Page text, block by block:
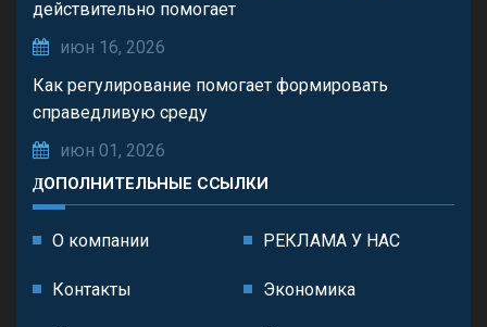
действительно помогает
июн 16, 2026
Как регулирование помогает формировать
справедливую среду
июн 01, 2026
ДОПОЛНИТЕЛЬНЫЕ ССЫЛКИ
О компании РЕКЛАМА У НАС
Контакты Экономика